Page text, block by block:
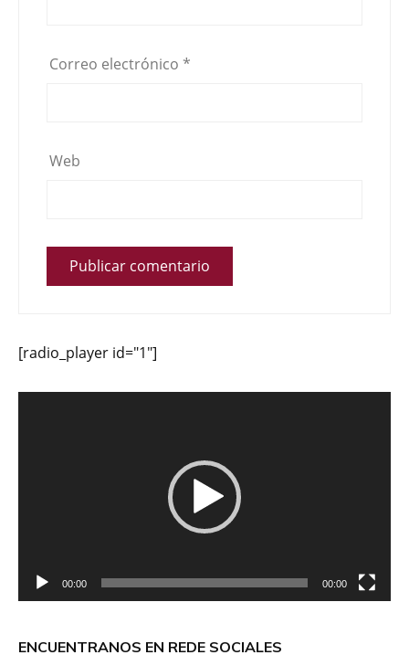
Correo electrónico *
Web
[radio_player id="1"]
00:00 00:00
ENCUENTRANOS EN REDE SOCIALES